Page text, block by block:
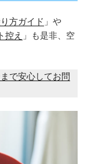
方ガイド 」や
控え 」も是非、空
で安心してお問